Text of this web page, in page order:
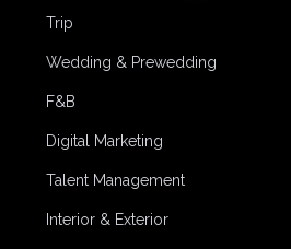
Trip
Wedding & Prewedding
F&B
Digital Marketing
Talent Management
Interior & Exterior